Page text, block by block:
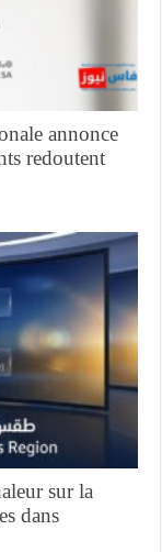
annonce
redoutent
sur la
dans